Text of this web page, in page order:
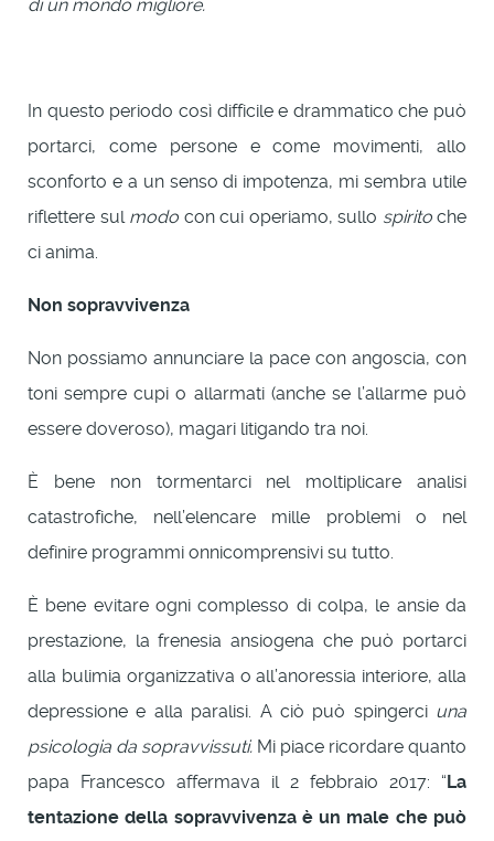
di un mondo migliore.
In questo periodo così difficile e drammatico che può
portarci, come persone e come movimenti, allo
sconforto e a un senso di impotenza, mi sembra utile
riflettere sul modo con cui operiamo, sullo spiritoche
ci anima.
Non sopravvivenza
Non possiamo annunciare la pace con angoscia, con
toni sempre cupi o allarmati (anche se l’allarme può
essere doveroso), magari litigando tra noi.
È bene non tormentarci nel moltiplicare analisi
catastrofiche, nell’elencare mille problemi o nel
definire programmi onnicomprensivi su tutto.
È bene evitare ogni complesso di colpa, le ansie da
prestazione, la frenesia ansiogena che può portarci
alla bulimia organizzativa o all’anoressia interiore, alla
depressione e alla paralisi. A ciò può spingerciuna
psicologia da sopravvissuti. Mi piace ricordare quanto
papa Francesco affermava il 2 febbraio 2017: “ La
tentazione della sopravvivenza è un male che può